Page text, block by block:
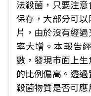
法殺菌，只要注
保存，大部分可
片，由於沒有經
率大增。本報告
數，發現市面上
的比例偏高。透
殺菌物質是否可